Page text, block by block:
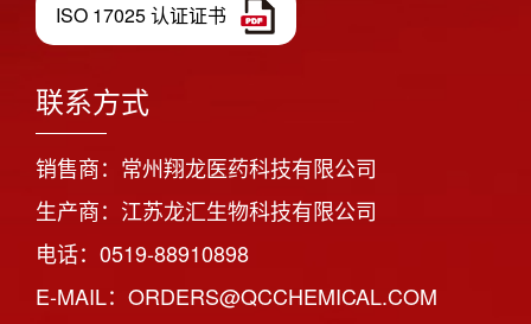
ISO 17025 认证证书
联系方式
销售商：常州翔龙医药科技有限公司
生产商：江苏龙汇生物科技有限公司
电话：0519-88910898
E-MAIL：ORDERS@QCCHEMICAL.COM